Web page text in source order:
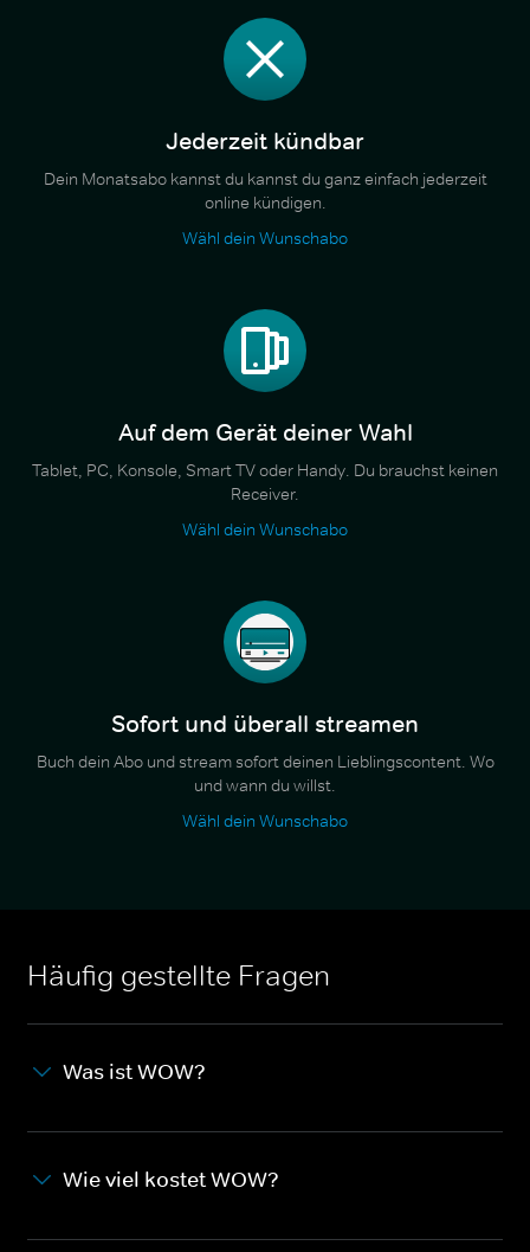
Jederzeit kündbar
Dein Monatsabo kannst du kannst du ganz einfach jederzeit
online kündigen.
Wähl dein Wunschabo
Auf dem Gerät deiner Wahl
Tablet, PC, Konsole, Smart TV oder Handy. Du brauchst keinen
Receiver.
Wähl dein Wunschabo
Sofort und überall streamen
Buch dein Abo und stream sofort deinen Lieblingscontent. Wo
und wann du willst.
Wähl dein Wunschabo
Häufig gestellte Fragen
Was ist WOW?
Wie viel kostet WOW?